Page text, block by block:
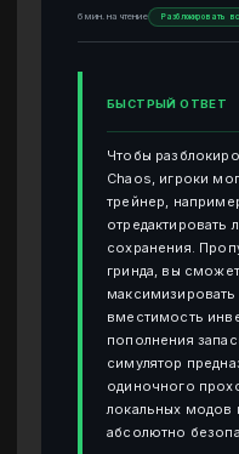
6 мин. на чтение Разблокировать
БЫСТРЫЙ ОТВЕТ
Чтобы
Chaos, игроки
трейнер,
отредактировать
сохранения.
гринда, вы
вместимость
пополнения
симулятор
одиночного
локальных модов
абсолютно